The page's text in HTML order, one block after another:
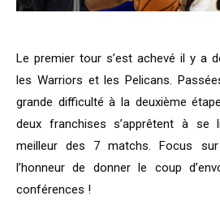
Le premier tour s’est achevé il y a
les Warriors et les Pelicans.
grande difficulté à la deuxième
deux franchises s’apprêtent à se
meilleur des 7 matchs. Focus
l’honneur de donner le coup
conférences !